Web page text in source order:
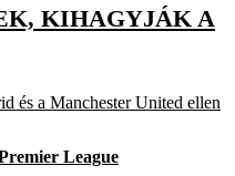
KIHAGYJÁK A
és a Manchester United ellen
League